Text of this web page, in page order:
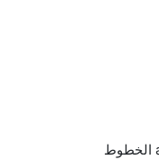
تتراوح أسعار رحلة الدرجة الاقتصادية من AED 0 إلى AED 9160. الخطوط الجوية الماليزية, خطوط طيران موريشيوس, and الخطوط